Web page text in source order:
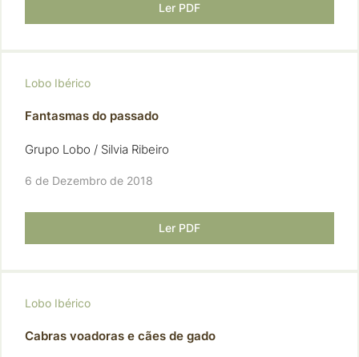
Ler PDF
Lobo Ibérico
Fantasmas do passado
Grupo Lobo / Silvia Ribeiro
6 de Dezembro de 2018
Ler PDF
Lobo Ibérico
Cabras voadoras e cães de gado